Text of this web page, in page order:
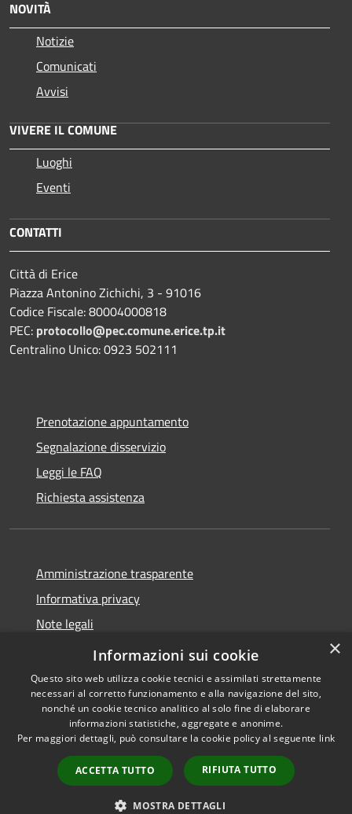
NOVITÀ
Notizie
Comunicati
Avvisi
VIVERE IL COMUNE
Luoghi
Eventi
CONTATTI
Città di Erice
Piazza Antonino Zichichi, 3 - 91016
Codice Fiscale: 80004000818
PEC: protocollo@pec.comune.erice.tp.it
Centralino Unico: 0923 502111
Prenotazione appuntamento
Segnalazione disservizio
Leggi le FAQ
Richiesta assistenza
Amministrazione trasparente
Informativa privacy
Note legali
Dichiarazione di accessibilità
Accessibilità
Copyright © 2026 • Città di
Erice • Powered by
Municipium•
Accesso
redazione
×
Informazioni sui cookie
Questo sito web utilizza cookie tecnici e assimilati strettamente
necessari al corretto funzionamento e alla navigazione del sito,
nonché un cookie tecnico analitico al solo fine di elaborare
informazioni statistiche, aggregate e anonime.
Per maggiori dettagli, può consultare la cookie policy al seguente link
ACCETTA TUTTO RIFIUTA TUTTO
MOSTRA DETTAGLI